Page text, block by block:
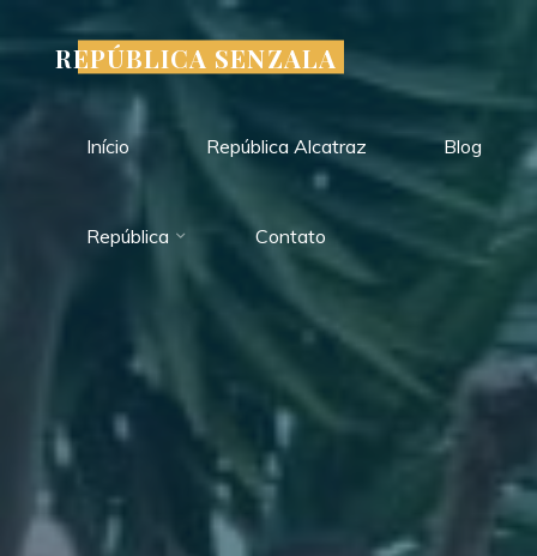
conteúdo
REPÚBLICA SENZALA
Início República Alcatraz Blog
República Contato